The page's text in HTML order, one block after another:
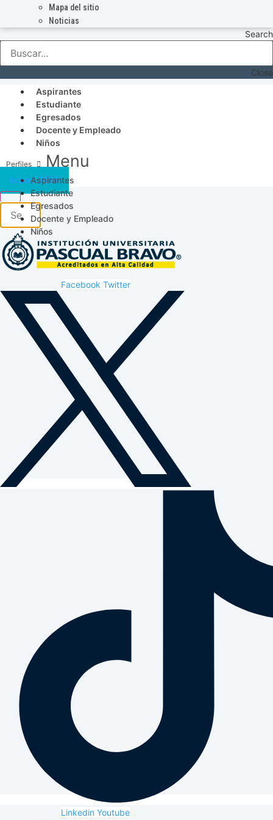
Mapa del sitio
Noticias
Search
Close
Aspirantes
Estudiante
Egresados
Docente y Empleado
Niños
Menu
Aspirantes
Estudiante
Egresados
Docente y Empleado
Niños
Acceso SICAU
Facebook Twitter
Linkedin Youtube